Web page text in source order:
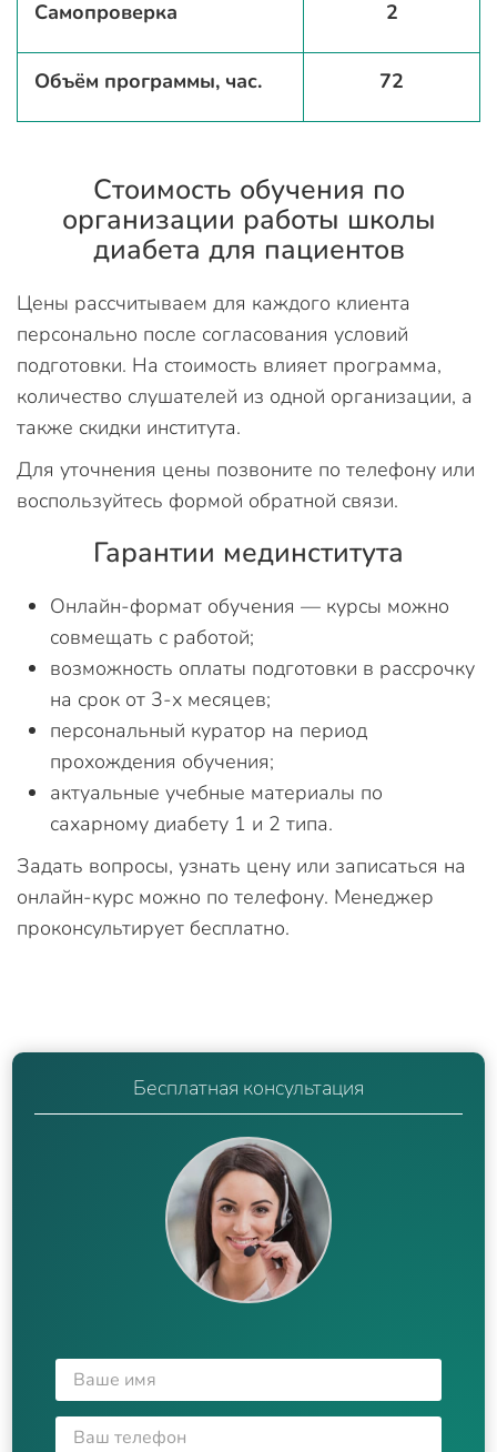
Самопроверка 2
Объём программы, час. 72
Стоимость обучения по
организации работы школы
диабета для пациентов
Цены рассчитываем для каждого клиента
персонально после согласования условий
подготовки. На стоимость влияет программа,
количество слушателей из одной организации, а
также скидки института.
Для уточнения цены позвоните по телефону или
воспользуйтесь формой обратной связи.
Гарантии мединститута
Онлайн-формат обучения — курсы можно
совмещать с работой;
возможность оплаты подготовки в рассрочку
на срок от 3-х месяцев;
персональный куратор на период
прохождения обучения;
актуальные учебные материалы по
сахарному диабету 1 и 2 типа.
Задать вопросы, узнать цену или записаться на
онлайн-курс можно по телефону. Менеджер
проконсультирует бесплатно.
Бесплатная консультация